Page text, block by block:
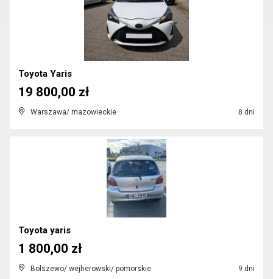
Toyota Yaris
Warszawa/ mazowieckie 8 dni
19 800,00 zł
Toyota yaris
Bolszewo/ wejherowski/ pomorskie 9 dni
1 800,00 zł